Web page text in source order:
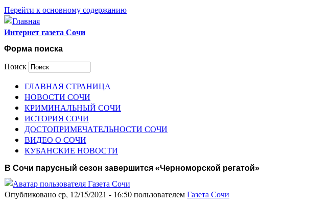
Перейти к основному содержанию
Интернет газета Сочи
Форма поиска
Поиск
ГЛАВНАЯ СТРАНИЦА
НОВОСТИ СОЧИ
КРИМИНАЛЬНЫЙ СОЧИ
ИСТОРИЯ СОЧИ
ДОСТОПРИМЕЧАТЕЛЬНОСТИ СОЧИ
ВИДЕО О СОЧИ
КУБАНСКИЕ НОВОСТИ
В Сочи парусный сезон завершится «Черноморской регатой»
Опубликовано ср, 12/15/2021 - 16:50 пользователемГазета Сочи